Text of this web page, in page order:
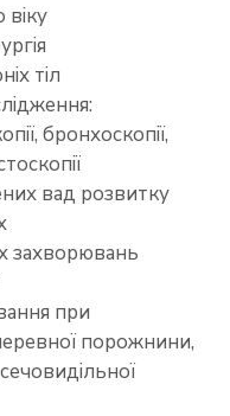
віку
тіл
бронхоскопії,
вад розвитку
захворювань
при
порожнини,